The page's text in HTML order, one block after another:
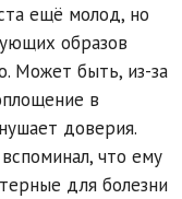
ещё молод, но
образов
Может быть, из-за
в
доверия.
что ему
для болезни